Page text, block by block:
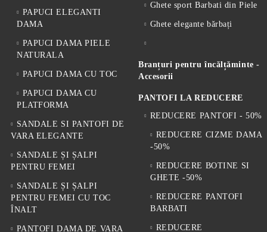
PAPUCI ELEGANTI
DAMA
PAPUCI DAMA PIELE
NATURALA
PAPUCI DAMA CU TOC
PAPUCI DAMA CU
PLATFORMA
SANDALE SI PANTOFI DE
VARA ELEGANTE
SANDALE ȘI ȘALPI
PENTRU FEMEI
SANDALE ȘI ȘALPI
PENTRU FEMEI CU TOC
ÎNALT
PANTOFI DAMA DE VARA
Ghete sport Barbati din Piele
Ghete elegante bărbați
Branțuri pentru încălțăminte -
Accesorii
PANTOFI LA REDUCERE
REDUCERE PANTOFI - 50%
REDUCERE CIZME DAMA
-50%
REDUCERE BOTINE SI
GHETE -50%
REDUCERE PANTOFI
BARBATI
REDUCERE